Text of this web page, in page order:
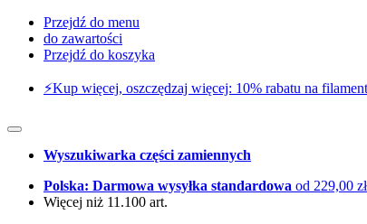
Przejdź do menu
do zawartości
Przejdź do koszyka
⚡️Kup więcej, oszczędzaj więcej: 10% rabatu na
Wyszukiwarka części zamiennych
Polska: Darmowa wysyłka standardowa od 229,00 zł
Więcej niż 11.100 art.